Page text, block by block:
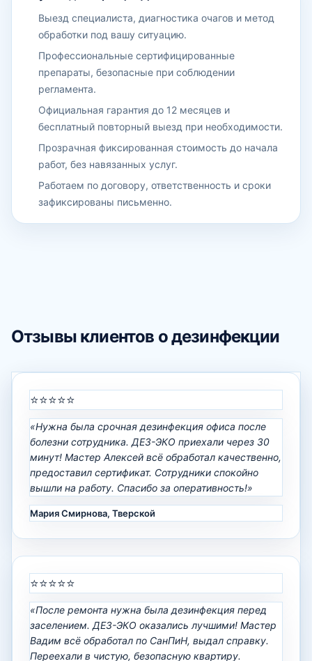
Выезд специалиста, диагностика очагов и метод
обработки под вашу ситуацию.
Профессиональные сертифицированные
препараты, безопасные при соблюдении
регламента.
Официальная гарантия до 12 месяцев и
бесплатный повторный выезд при необходимости.
Прозрачная фиксированная стоимость до начала
работ, без навязанных услуг.
Работаем по договору, ответственность и сроки
зафиксированы письменно.
Отзывы клиентов о дезинфекции
⭐⭐⭐⭐⭐
«Нужна была срочная дезинфекция офиса после
болезни сотрудника. ДЕЗ-ЭКО приехали через 30
минут! Мастер Алексей всё обработал качественно,
предоставил сертификат. Сотрудники спокойно
вышли на работу. Спасибо за оперативность!»
Мария Смирнова, Тверской
⭐⭐⭐⭐⭐
«После ремонта нужна была дезинфекция перед
заселением. ДЕЗ-ЭКО оказались лучшими! Мастер
Вадим всё обработал по СанПиН, выдал справку.
Переехали в чистую, безопасную квартиру.